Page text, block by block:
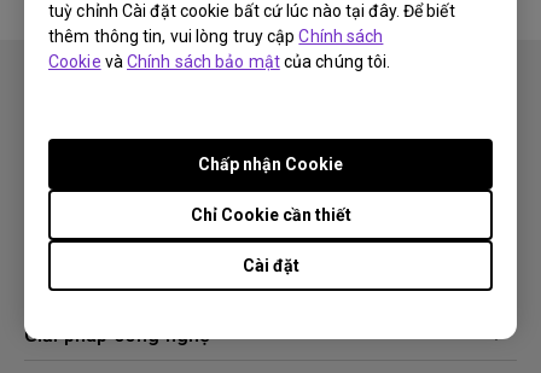
tuỳ chỉnh Cài đặt cookie bất cứ lúc nào tại đây. Để biết
thêm thông tin, vui lòng truy cậpChính sách
Cookie vàChính sách bảo mậtcủa chúng tôi.
Cài đặt
Chỉ Cookie cần thiết
Chấp nhận Cookie
Sản phẩm
Giải pháp công nghệ